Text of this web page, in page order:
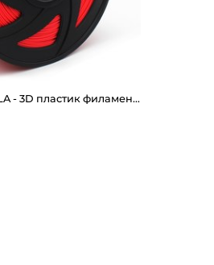
CREOZONE PLA - 3D пластик филамент для 3д принтера. Наивысшего качества